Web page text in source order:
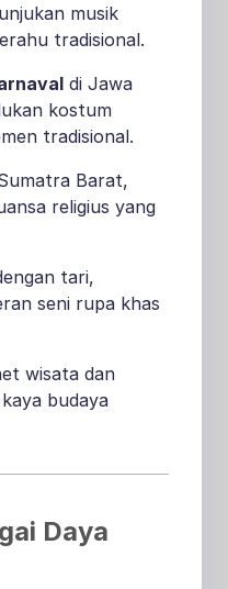
musik
tradisional.
di Jawa
kostum
tradisional.
Barat,
religius yang
tari,
seni rupa khas
wisata dan
budaya
Daya